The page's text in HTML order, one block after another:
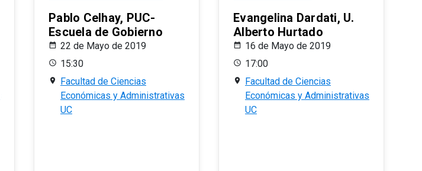
Pablo Celhay, PUC-
Escuela de Gobierno
22 de Mayo de 2019
15:30
Facultad de Ciencias
Económicas y Administrativas
UC
Evangelina Dardati, U.
Alberto Hurtado
16 de Mayo de 2019
17:00
Facultad de Ciencias
Económicas y Administrativas
UC